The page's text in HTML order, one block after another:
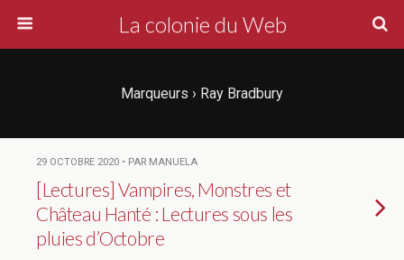
La colonie du Web
Marqueurs › Ray Bradbury
29 OCTOBRE 2020 • PAR MANUELA
[Lectures] Vampires, Monstres et
Château Hanté : Lectures sous les
pluies d’Octobre